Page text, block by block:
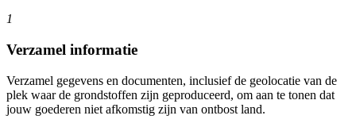
1
Verzamel informatie
Verzamel gegevens en documenten, inclusief de geolocatie van de
plek waar de grondstoffen zijn geproduceerd, om aan te tonen dat
jouw goederen niet afkomstig zijn van ontbost land.